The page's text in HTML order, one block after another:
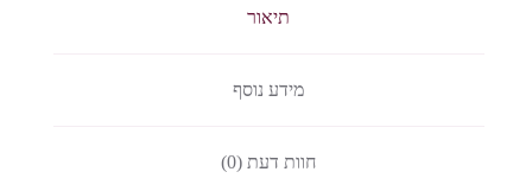
תיאור
מידע נוסף
חוות דעת (0)